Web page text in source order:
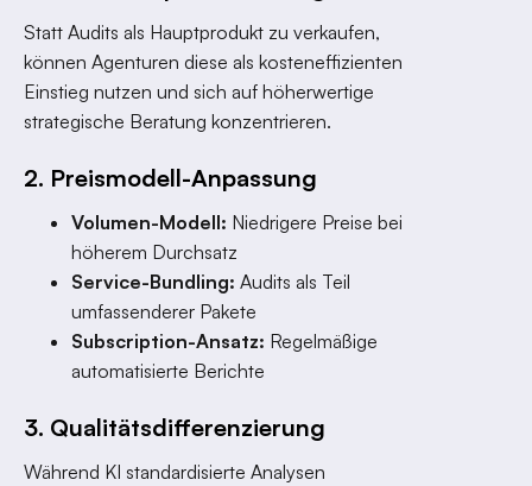
Statt Audits als Hauptprodukt zu verkaufen,
können Agenturen diese als kosteneffizienten
Einstieg nutzen und sich auf höherwertige
strategische Beratung konzentrieren.
2. Preismodell-Anpassung
Volumen-Modell: Niedrigere Preise bei
höherem Durchsatz
Service-Bundling: Audits als Teil
umfassenderer Pakete
Subscription-Ansatz: Regelmäßige
automatisierte Berichte
3. Qualitätsdifferenzierung
Während KI standardisierte Analysen